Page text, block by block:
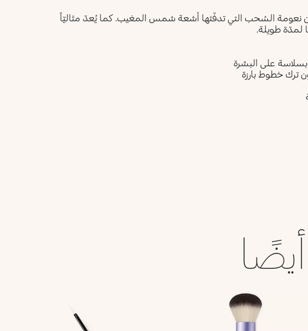
نعومة السُحب التي تدفّئها أشعة شمس المغيب. كما يُعدّ مثاليّاً
لمدّة طويلة.
على البشرة
ترك خطوط بارزة